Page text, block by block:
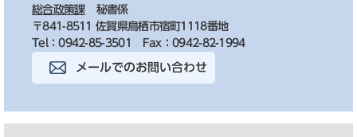
総合政策課
秘書係
〒841-8511 佐賀県鳥栖市宿町1118番地
Tel：0942-85-3501
Fax：0942-82-1994
メールでのお問い合わせ